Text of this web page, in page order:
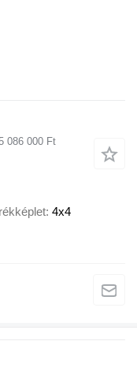
086 000 Ft
4x4